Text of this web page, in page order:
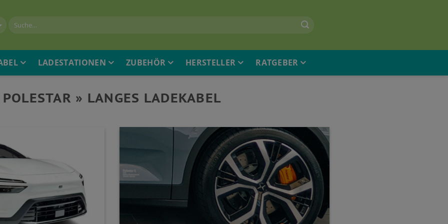
LADESTATIONEN ZUBEHÖR HERSTELLER RATGEBER
POLESTAR » LANGES LADEKABEL